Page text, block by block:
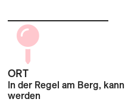
ORT
In der Regel am Berg,
werden